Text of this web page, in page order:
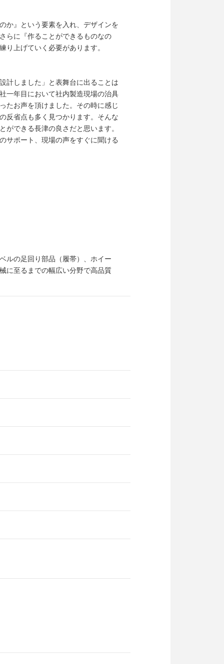
か』という要素を入れ、デザインを
らに『作ることができるものなの
り上げていく必要があります。
計しました」と表舞台に出ることは
一年目において社内製造現場の治具
たお声を頂けました。その時に感じ
反省点も多く見つかります。そんな
できる長津の良さだと思います。
サポート、現場の声をすぐに聞ける
ルの足回り部品（履帯）、ホイー
に至るまでの幅広い分野で高品質